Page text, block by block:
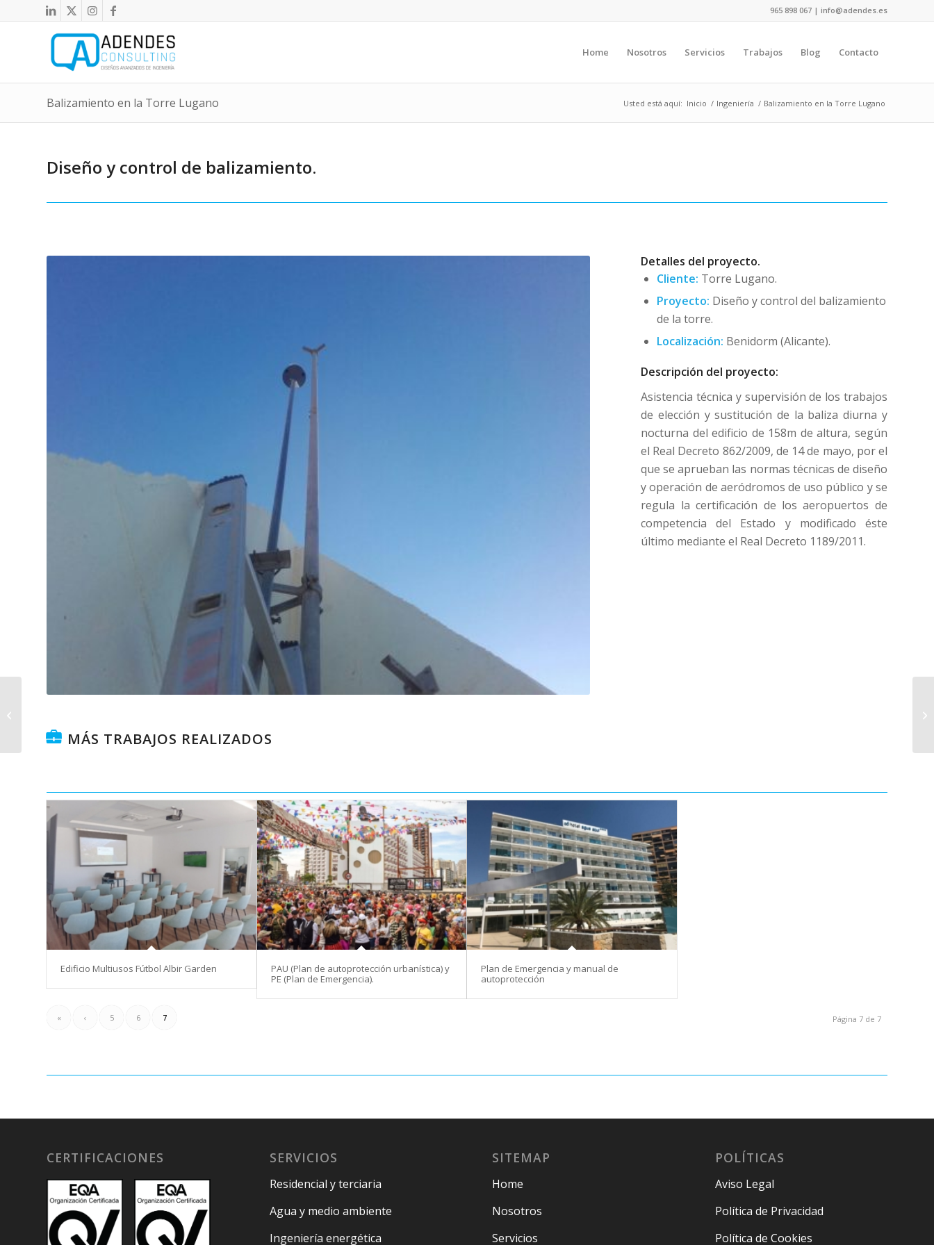
965 898 067 | info@adendes.es
Home Nosotros Servicios Trabajos Blog Contacto
Balizamiento en la Torre Lugano Usted está aquí: Inicio / Ingeniería / Balizamiento en la Torre Lugano
Diseño y control de balizamiento.
Detalles del proyecto.
Cliente: Torre Lugano.
Proyecto: Diseño y control del balizamiento
de la torre.
Localización: Benidorm (Alicante).
Descripción del proyecto:
Asistencia técnica y supervisión de los trabajos
de elección y sustitución de la baliza diurna y
nocturna del edificio de 158m de altura, según
el Real Decreto 862/2009, de 14 de mayo, por el
que se aprueban las normas técnicas de diseño
y operación de aeródromos de uso público y se
regula la certificación de los aeropuertos de
competencia del Estado y modificado éste
último mediante el Real Decreto 1189/2011.
MÁS TRABAJOS REALIZADOS
Edificio Multiusos Fútbol Albir Garden
PAU (Plan de autoprotección urbanística) y
PE (Plan de Emergencia).
Plan de Emergencia y manual de
autoprotección
Página 7 de 7
« ‹ 5 6 7
CERTIFICACIONES SERVICIOS
Residencial y terciaria
Agua y medio ambiente
Ingeniería energética
SITEMAP
Home
Nosotros
Servicios
POLÍTICAS
Aviso Legal
Política de Privacidad
Política de Cookies
cafetería Hogwarts.